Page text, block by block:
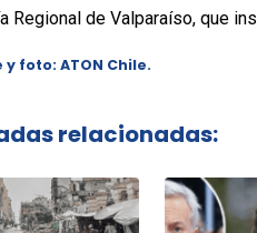
Regional de Valparaíso, que
y foto: ATON Chile.
relacionadas: